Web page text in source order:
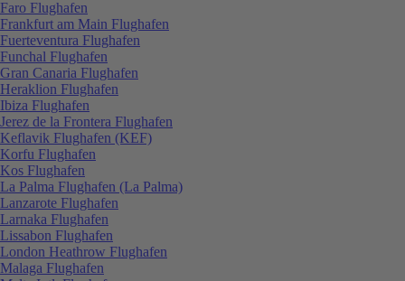
Faro Flughafen
Frankfurt am Main Flughafen
Fuerteventura Flughafen
Funchal Flughafen
Gran Canaria Flughafen
Heraklion Flughafen
Ibiza Flughafen
Jerez de la Frontera Flughafen
Keflavik Flughafen (KEF)
Korfu Flughafen
Kos Flughafen
La Palma Flughafen (La Palma)
Lanzarote Flughafen
Larnaka Flughafen
Lissabon Flughafen
London Heathrow Flughafen
Malaga Flughafen